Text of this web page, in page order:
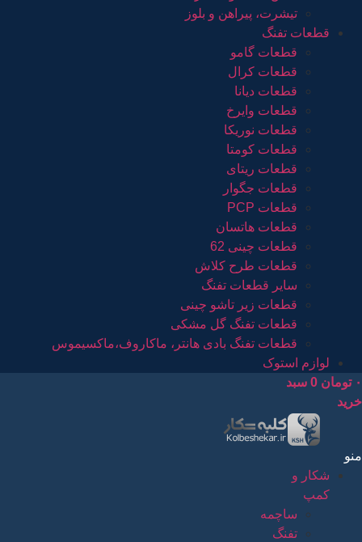
تیشرت، پیراهن و بلوز
قطعات تفنگ
قطعات گامو
قطعات کرال
قطعات دیانا
قطعات وایرخ
قطعات نوریکا
قطعات کومتا
قطعات ریتای
قطعات جگوار
قطعات PCP
قطعات هاتسان
قطعات چینی 62
قطعات طرح کلاش
سایر قطعات تفنگ
قطعات زیر تاشو چینی
قطعات تفنگ گل مشکی
قطعات تفنگ بادی هانتر، ماکاروف،ماکسیموس
لوازم استوک
۰ تومان 0 سبد
خرید
منو
شکار و
کمپ
ساچمه
تفنگ